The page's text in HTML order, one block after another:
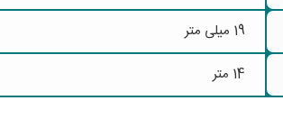
19 میلی متر
14 متر